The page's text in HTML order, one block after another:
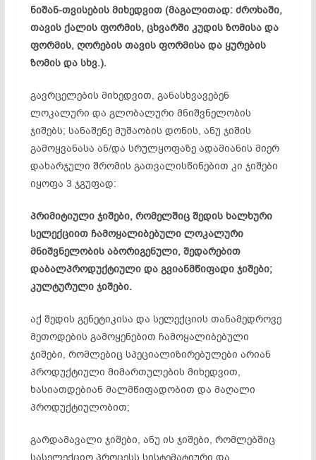
ნიშან-თვისების მიხედვით (მაგალითად: ძროხაში,
თავის ქალის ფორმის, ცხვარში კუდის ზომისა და
ფორმის, ღორების თავის ფორმისა და ყურების
ზომის და სხვ.).
გავრცელების მიხედვით, განასხვავებენ
ლოკალური და გლობალური მნიშვნელობის
ჯიშებს; სანაშენე მუშაობის დონის, ანუ ჯიშის
გამოყვანასა ან/და სრულყოფაზე ადამიანის მიერ
დახარჯული შრომის გათვალისწინებით კი ჯიშები
იყოფა 3 ჯგუფად:
პრიმიტიული ჯიშები, რომელშიც შედის ხალხური
სელექციით ჩამოყალიბებული ლოკალური
მნიშვნელობის აბორიგენული, შედარებით
დაბალპროდუქტიული და გვიანმწიფადი ჯიშები;
კულტურული ჯიშები.
აქ შედის გენეტიკისა და სელექციის თანამედროვე
მეთოდების გამოყენებით ჩამოყალიბებული
ჯიშები, რომლებიც სპეციალიზირებულები არიან
პროდუქტიული მიმართულების მიხედვით,
ხასიათდებიან მალმწიფადობით და მაღალი
პროდუქტიულობით;
გარდამავალი ჯიშები, ანუ ის ჯიშები, რომლებშიც